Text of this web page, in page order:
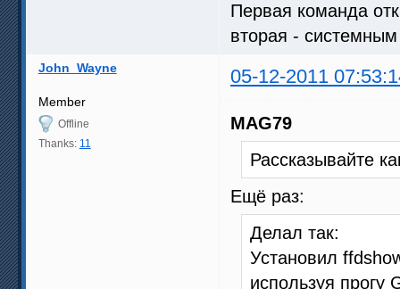
Первая команда
вторая -
John_Wayne 05-12-2011
Member
Offline
Thanks: 11
MAG79
Рассказывайте
Ещё раз:
Делал так:
Установил
используя прогу